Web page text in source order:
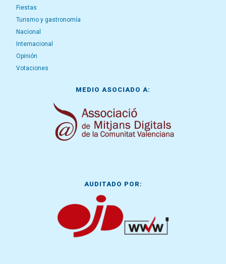
Fiestas
Turismo y gastronomía
Nacional
Internacional
Opinión
Votaciones
MEDIO ASOCIADO A:
AUDITADO POR: